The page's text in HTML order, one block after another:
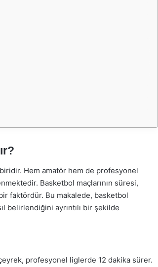
Hem amatör hem de profesyonel
Basketbol maçlarının süresi,
faktördür. Bu makalede, basketbol
belirlendiğini ayrıntılı bir şekilde
profesyonel liglerde 12 dakika sürer.